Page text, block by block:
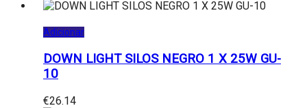
Adicionar
DOWN LIGHT SILOS NEGRO 1 X 25W GU-
10
€26.14